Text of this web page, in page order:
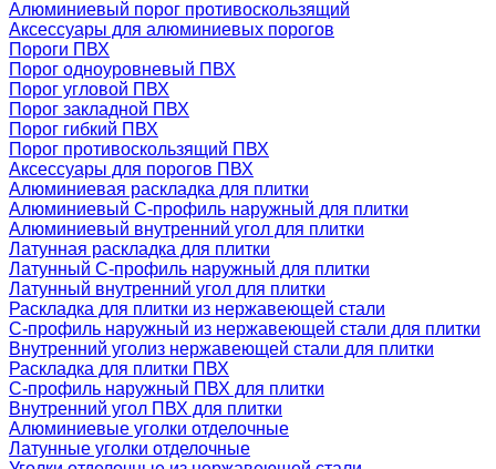
Алюминиевый порог противоскользящий
Аксессуары для алюминиевых порогов
Пороги ПВХ
Порог одноуровневый ПВХ
Порог угловой ПВХ
Порог закладной ПВХ
Порог гибкий ПВХ
Порог противоскользящий ПВХ
Аксессуары для порогов ПВХ
Алюминиевая раскладка для плитки
Алюминиевый С-профиль наружный для плитки
Алюминиевый внутренний угол для плитки
Латунная раскладка для плитки
Латунный С-профиль наружный для плитки
Латунный внутренний угол для плитки
Раскладка для плитки из нержавеющей стали
С-профиль наружный из нержавеющей стали для плитки
Внутренний уголиз нержавеющей стали для плитки
Раскладка для плитки ПВХ
С-профиль наружный ПВХ для плитки
Внутренний угол ПВХ для плитки
Алюминиевые уголки отделочные
Латунные уголки отделочные